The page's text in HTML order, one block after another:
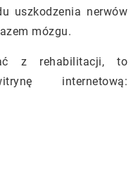
uszkodzenia nerwów
mózgu.
z rehabilitacji, to
internetową: